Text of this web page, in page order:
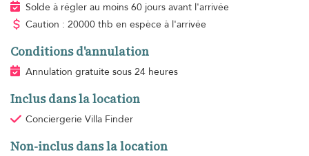
Solde à régler au moins 60 jours avant l'arrivée
Caution : 20000 thb en espèce à l'arrivée
Conditions d'annulation
Annulation gratuite sous 24 heures
Inclus dans la location
Conciergerie Villa Finder
Non-inclus dans la location